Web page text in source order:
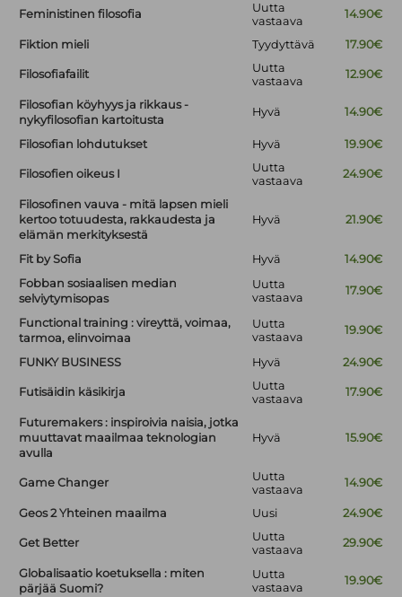
Feministinen filosofia
Uutta
vastaava
14.90€
Fiktion mieli Tyydyttävä 17.90€
Filosofiafailit
Uutta
vastaava
12.90€
Filosofian köyhyys ja rikkaus -
nykyfilosofian kartoitusta
Hyvä 14.90€
Filosofian lohdutukset Hyvä 19.90€
Filosofien oikeus I
Uutta
vastaava
24.90€
Filosofinen vauva - mitä lapsen mieli
kertoo totuudesta, rakkaudesta ja
elämän merkityksestä
Hyvä 21.90€
Fit by Sofia Hyvä
14.90€
Fobban sosiaalisen median
selviytymisopas
Uutta
vastaava
17.90€
Functional training : vireyttä, voimaa,
tarmoa, elinvoimaa
Uutta
vastaava
19.90€
FUNKY BUSINESS Hyvä 24.90€
Futisäidin käsikirja
Uutta
vastaava
17.90€
Futuremakers : inspiroivia naisia, jotka
muuttavat maailmaa teknologian
avulla
Hyvä 15.90€
Game Changer
Uutta
vastaava
14.90€
Geos 2 Yhteinen maailma Uusi 24.90€
Get Better
Uutta
vastaava
29.90€
Globalisaatio koetuksella : miten
pärjää Suomi?
Uutta
vastaava
19.90€